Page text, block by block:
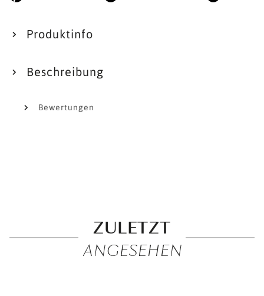
Produktinfo
Beschreibung
Bewertungen
ZULETZT
ANGESEHEN